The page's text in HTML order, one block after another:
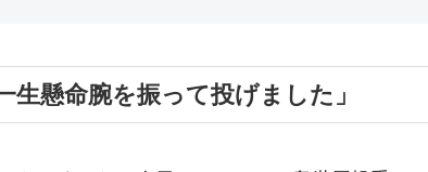
懸命腕を振って投げました」